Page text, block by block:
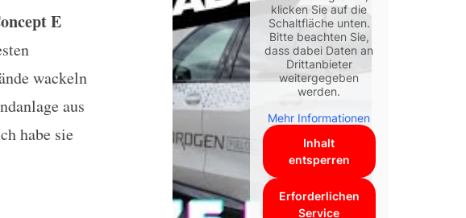
Edition – DIE 5.1 Soundanlage!
E
wackeln
aus
habe sie
klicken Sie auf die
Schaltfläche unten.
Bitte beachten Sie,
dass dabei Daten an
Drittanbieter
weitergegeben
werden.
Mehr Informationen
Inhalt
entsperren
Erforderlichen
Service